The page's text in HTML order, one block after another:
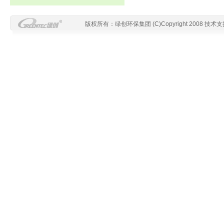
版权所有：绿创环保集团 (C)Copyright 2008 技术支